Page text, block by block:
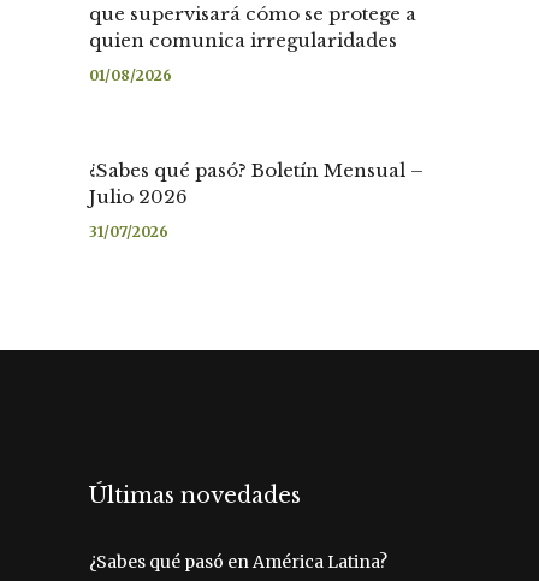
que supervisará cómo se protege a
quien comunica irregularidades
01/08/2026
¿Sabes qué pasó? Boletín Mensual –
Julio 2026
31/07/2026
Últimas novedades
¿Sabes qué pasó en América Latina?